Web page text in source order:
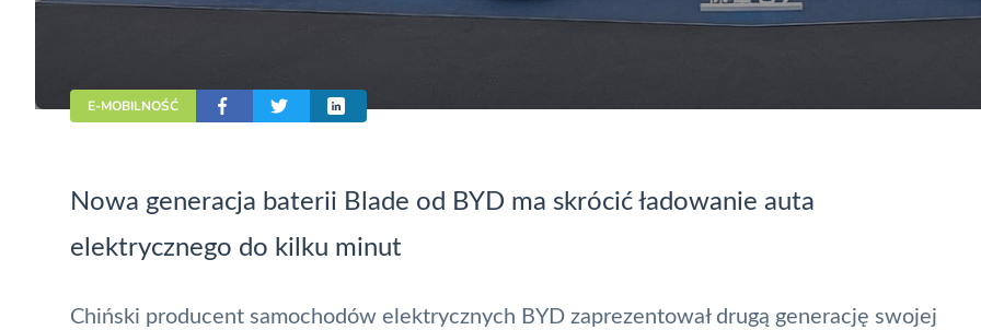
E-MOBILNOŚĆ
Nowa generacja baterii Blade od BYD ma skrócić ładowanie auta
elektrycznego do kilku minut
Chiński producent samochodów elektrycznych BYD zaprezentował drugą generację swojej